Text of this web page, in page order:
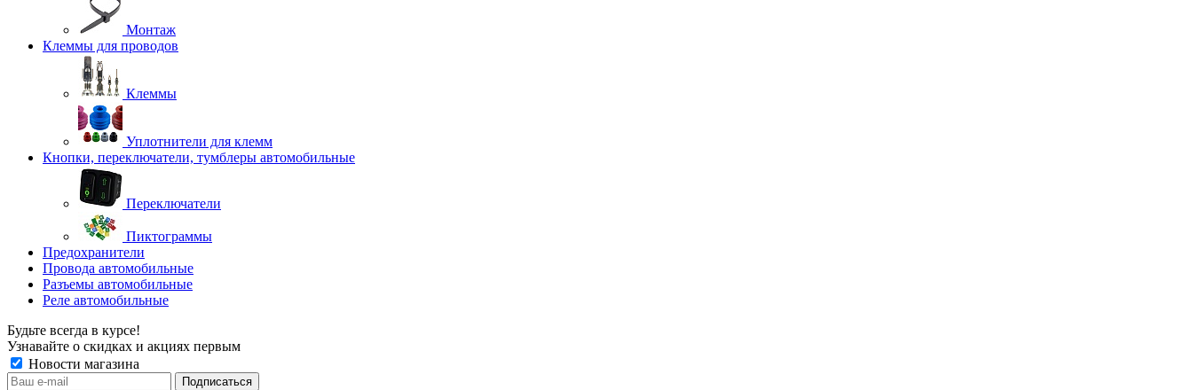
Монтаж
Клеммы для проводов
Клеммы
Уплотнители для клемм
Кнопки, переключатели, тумблеры автомобильные
Переключатели
Пиктограммы
Предохранители
Провода автомобильные
Разъемы автомобильные
Реле автомобильные
Будьте всегда в курсе!
Узнавайте о скидках и акциях первым
Новости магазина